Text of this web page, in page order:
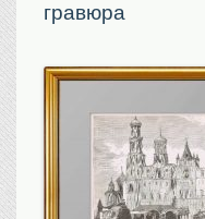
Старинные планы
Санкт-Петербург
Российская империя
Прочие
Старинные карты
Российская империя
гравюра